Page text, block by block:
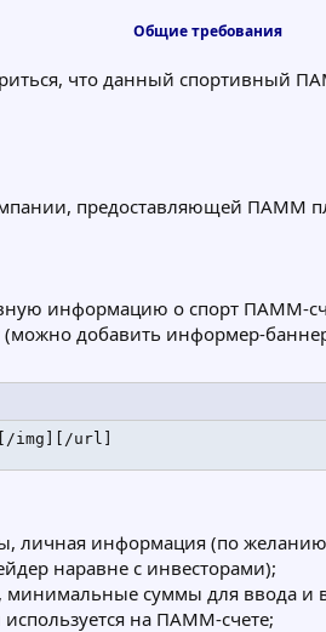
Общие требования​
что данный спортивный
предоставляющей ПАММ
информацию о спорт ПАММ-
добавить информер-
img][/url]
личная информация (по
наравне с инвесторами);
суммы для ввода и
на ПАММ-счете;